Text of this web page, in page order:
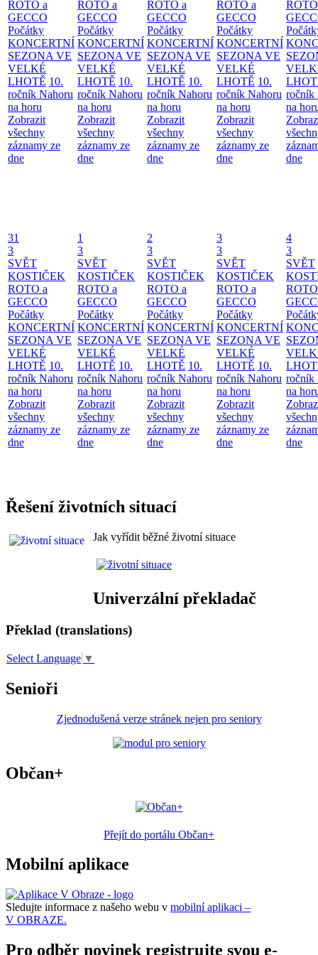
ROTO a
GECCO
Počátky
KONCERTNÍ
SEZONA VE
VELKÉ
LHOTĚ 10.
ročník Nahoru
na horu
Zobrazit
všechny
záznamy ze
dne
ROTO a
GECCO
Počátky
KONCERTNÍ
SEZONA VE
VELKÉ
LHOTĚ 10.
ročník Nahoru
na horu
Zobrazit
všechny
záznamy ze
dne
ROTO a
GECCO
Počátky
KONCERTNÍ
SEZONA VE
VELKÉ
LHOTĚ 10.
ročník Nahoru
na horu
Zobrazit
všechny
záznamy ze
dne
ROTO a
GECCO
Počátky
KONCERTNÍ
SEZONA VE
VELKÉ
LHOTĚ 10.
ročník Nahoru
na horu
Zobrazit
všechny
záznamy ze
dne
ročník
na
dne
31
3
SVĚT
KOSTIČEK
ROTO a
GECCO
Počátky
KONCERTNÍ
SEZONA VE
VELKÉ
LHOTĚ 10.
ročník Nahoru
na horu
Zobrazit
všechny
záznamy ze
dne
1
3
SVĚT
KOSTIČEK
ROTO a
GECCO
Počátky
KONCERTNÍ
SEZONA VE
VELKÉ
LHOTĚ 10.
ročník Nahoru
na horu
Zobrazit
všechny
záznamy ze
dne
2
3
SVĚT
KOSTIČEK
ROTO a
GECCO
Počátky
KONCERTNÍ
SEZONA VE
VELKÉ
LHOTĚ 10.
ročník Nahoru
na horu
Zobrazit
všechny
záznamy ze
dne
3
3
SVĚT
KOSTIČEK
ROTO a
GECCO
Počátky
KONCERTNÍ
SEZONA VE
VELKÉ
LHOTĚ 10.
ročník Nahoru
na horu
Zobrazit
všechny
záznamy ze
dne
4
3
SVĚT
ročník
na
dne
Řešení životních situací
Jak vyřídit běžné životní situace
Univerzální překladač
Překlad (translations)
Select Language ▼
Senioři
Zjednodušená verze stránek nejen pro seniory
Občan+
Přejít do portálu Občan+
Mobilní aplikace
Sledujte informace z našeho webu v mobilní aplikaci –
V OBRAZE.
Pro odběr novinek registrujte svou e-